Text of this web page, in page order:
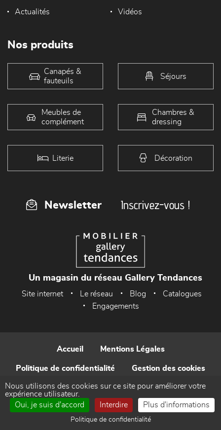
Actualités Vidéos
Nos produits
Canapés &
fauteuils
Séjours
Meubles de
complément
Chambres &
dressing
Literie Décoration
Newsletter Inscrivez-vous !
Un magasin du réseau Gallery Tendances
Site internet Le réseau Blog
Catalogues
Engagements
Accueil Mentions Légales
Politique de confidentialité Gestion des cookies
Contact
Réalisé par WEB Enseignes
Nous utilisons des cookies sur ce site pour améliorer votre
expérience utilisateur.
Oui, je suis d'accord
Interdire Plus d'informations
Politique de confidentialité